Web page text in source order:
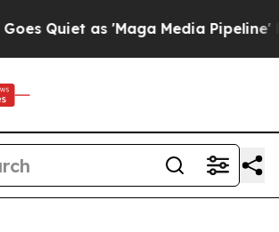
as 'Maga Media Pipeline'